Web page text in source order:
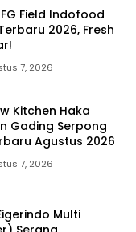
Field Indofood
2026, Fresh
7, 2026
Kitchen Haka
Gading Serpong
Agustus 2026
7, 2026
Multi